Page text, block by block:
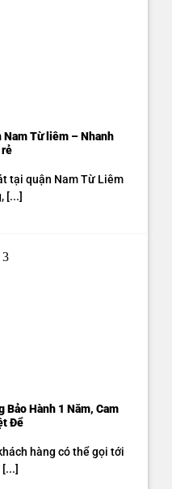
Nam Từ liêm – Nhanh
tại quận Nam Từ Liêm
[...]
Bảo Hành 1 Năm, Cam
Để
hàng có thể gọi tới